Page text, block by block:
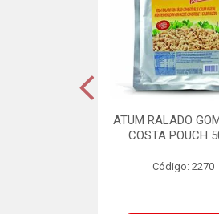
ATUM RALADO
COSTA POUCH
Código: 2270